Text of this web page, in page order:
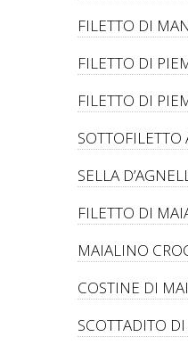
FILETTO DI
FILETTO DI
FILETTO DI
SOTTOFILETTO
SELLA
FILETTO DI
MAIALINO
COSTINE DI
SCOTTADITO